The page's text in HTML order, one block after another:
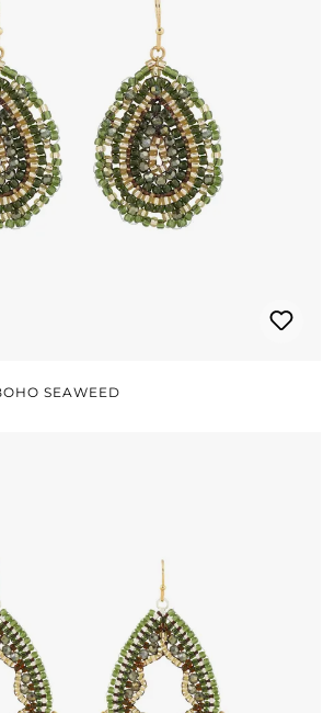
SEAWEED
: